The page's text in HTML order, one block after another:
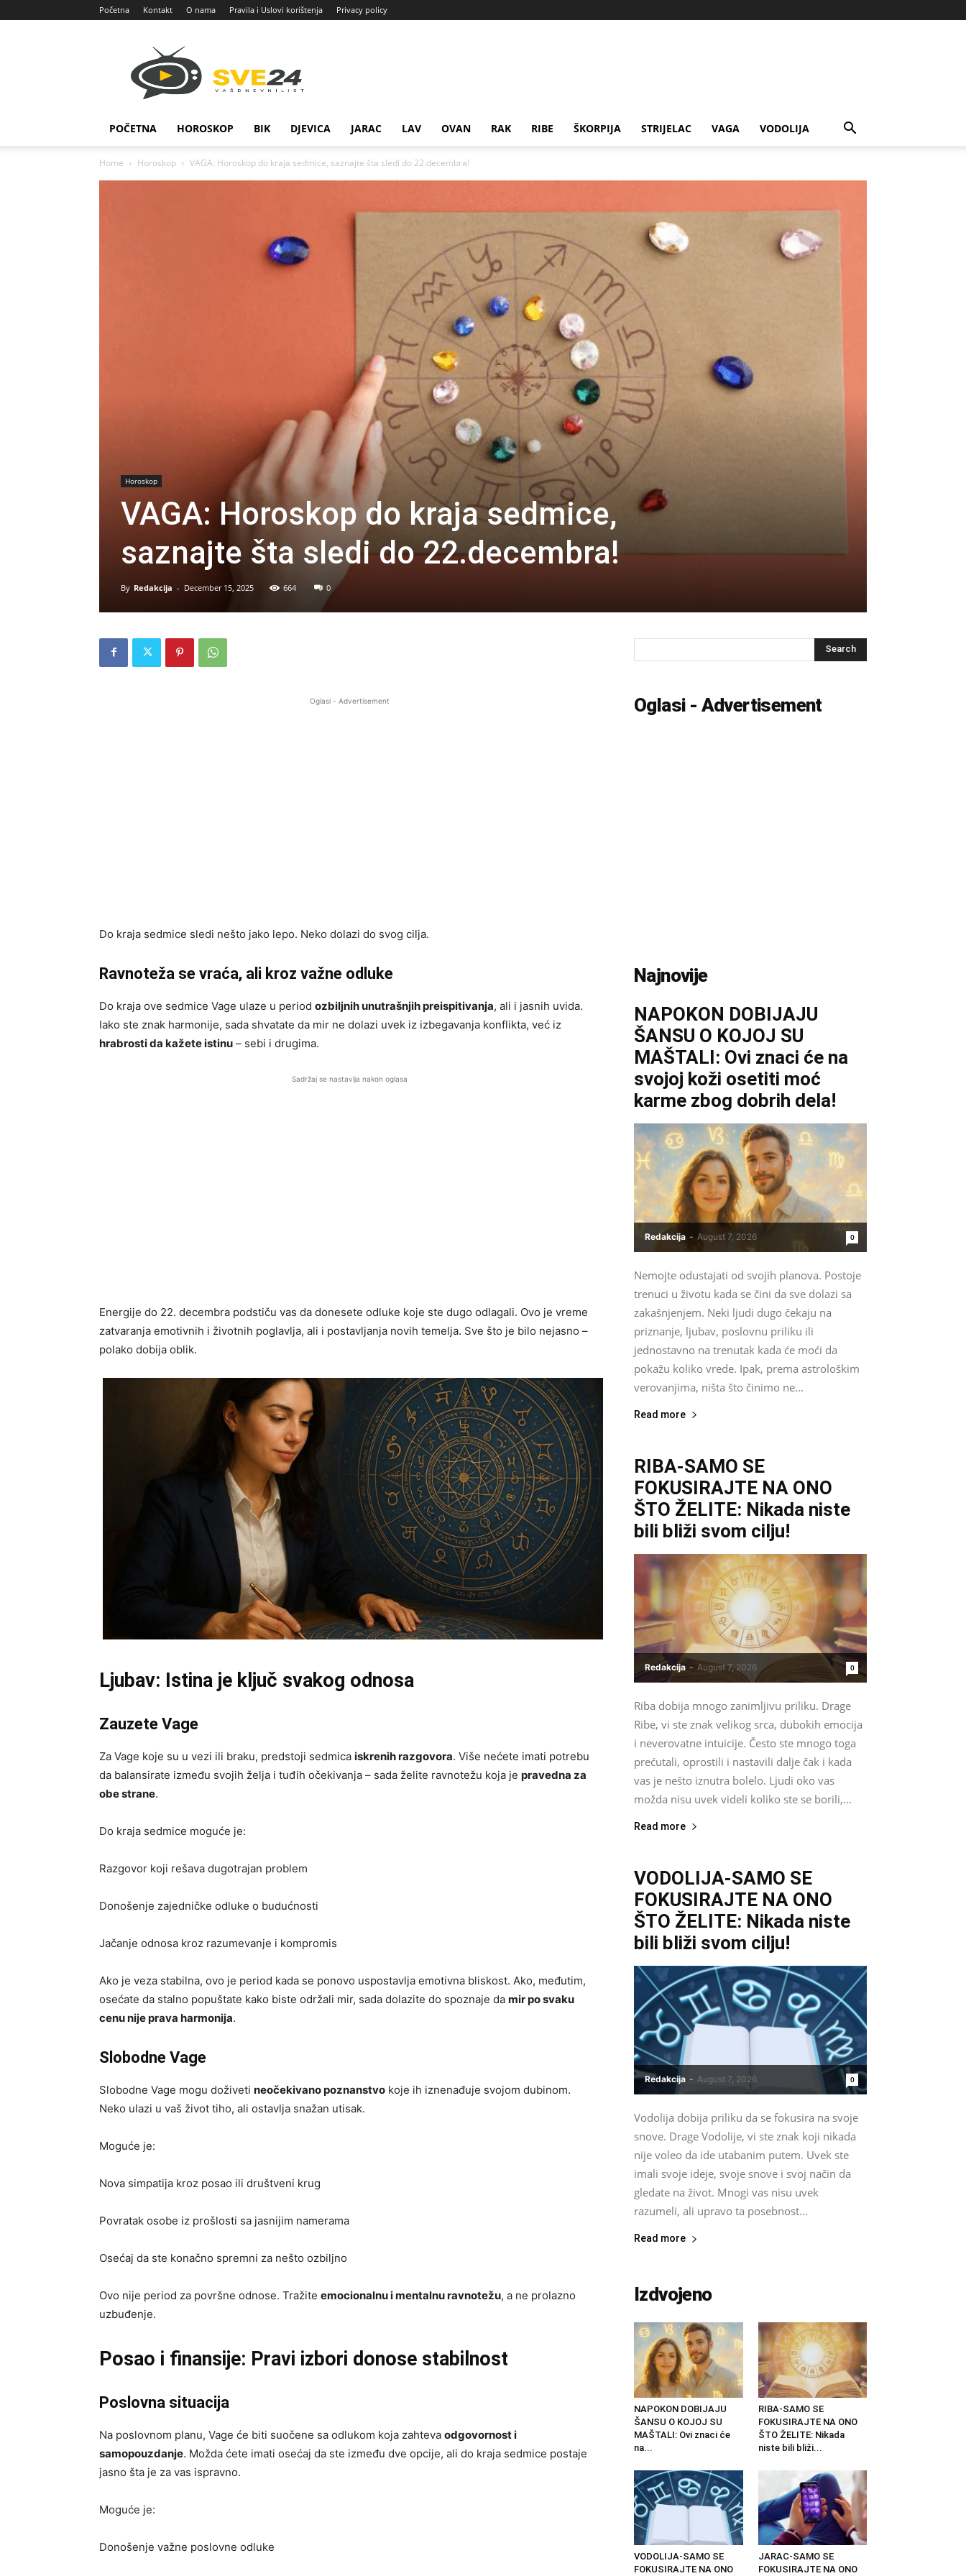
Početna Kontakt O nama Pravila i Uslovi korištenja Privacy policy
POČETNA HOROSKOP BIK DJEVICA JARAC LAV OVAN RAK RIBE ŠKORPIJA STRIJELAC VAGA VODOLIJA
Home Horoskop VAGA: Horoskop do kraja sedmice, saznajte šta sledi do 22.decembra!
Horoskop
VAGA: Horoskop do kraja sedmice,
saznajte šta sledi do 22.decembra!
By Redakcija - December 15, 2025 664 0
Oglasi - Advertisement
Do kraja sedmice sledi nešto jako lepo. Neko dolazi do svog cilja.
Ravnoteža se vraća, ali kroz važne odluke
Do kraja ove sedmice Vage ulaze u period ozbiljnih unutrašnjih preispitivanja, ali i jasnih uvida.
Iako ste znak harmonije, sada shvatate da mir ne dolazi uvek iz izbegavanja konflikta, već iz
hrabrosti da kažete istinu – sebi i drugima.
Sadržaj se nastavlja nakon oglasa
Energije do 22. decembra podstiču vas da donesete odluke koje ste dugo odlagali. Ovo je vreme
zatvaranja emotivnih i životnih poglavlja, ali i postavljanja novih temelja. Sve što je bilo nejasno –
polako dobija oblik.
Ljubav: Istina je ključ svakog odnosa
Zauzete Vage
Za Vage koje su u vezi ili braku, predstoji sedmica iskrenih razgovora. Više nećete imati potrebu
da balansirate između svojih želja i tuđih očekivanja – sada želite ravnotežu koja je pravedna za
obe strane.
Do kraja sedmice moguće je:
Razgovor koji rešava dugotrajan problem
Donošenje zajedničke odluke o budućnosti
Jačanje odnosa kroz razumevanje i kompromis
Ako je veza stabilna, ovo je period kada se ponovo uspostavlja emotivna bliskost. Ako, međutim,
osećate da stalno popuštate kako biste održali mir, sada dolazite do spoznaje da mir po svaku
cenu nije prava harmonija.
Slobodne Vage
Slobodne Vage mogu doživeti neočekivano poznanstvo koje ih iznenađuje svojom dubinom.
Neko ulazi u vaš život tiho, ali ostavlja snažan utisak.
Moguće je:
Nova simpatija kroz posao ili društveni krug
Povratak osobe iz prošlosti sa jasnijim namerama
Osećaj da ste konačno spremni za nešto ozbiljno
Ovo nije period za površne odnose. Tražite emocionalnu i mentalnu ravnotežu, a ne prolazno
uzbuđenje.
Posao i finansije: Pravi izbori donose stabilnost
Poslovna situacija
Na poslovnom planu, Vage će biti suočene sa odlukom koja zahteva odgovornost i
samopouzdanje. Možda ćete imati osećaj da ste između dve opcije, ali do kraja sedmice postaje
jasno šta je za vas ispravno.
Moguće je:
Donošenje važne poslovne odluke
Oglasi - Advertisement
Najnovije
NAPOKON DOBIJAJU
ŠANSU O KOJOJ SU
MAŠTALI: Ovi znaci će na
svojoj koži osetiti moć
karme zbog dobrih dela!
Redakcija - August 7, 2026 0
Nemojte odustajati od svojih planova. Postoje
trenuci u životu kada se čini da sve dolazi sa
zakašnjenjem. Neki ljudi dugo čekaju na
priznanje, ljubav, poslovnu priliku ili
jednostavno na trenutak kada će moći da
pokažu koliko vrede. Ipak, prema astrološkim
verovanjima, ništa što činimo ne...
Read more
RIBA-SAMO SE
FOKUSIRAJTE NA ONO
ŠTO ŽELITE: Nikada niste
bili bliži svom cilju!
Redakcija - August 7, 2026 0
Riba dobija mnogo zanimljivu priliku. Drage
Ribe, vi ste znak velikog srca, dubokih emocija
i neverovatne intuicije. Često ste mnogo toga
prećutali, oprostili i nastavili dalje čak i kada
vas je nešto iznutra bolelo. Ljudi oko vas
možda nisu uvek videli koliko ste se borili,...
Read more
VODOLIJA-SAMO SE
FOKUSIRAJTE NA ONO
ŠTO ŽELITE: Nikada niste
bili bliži svom cilju!
Redakcija - August 7, 2026 0
Vodolija dobija priliku da se fokusira na svoje
snove. Drage Vodolije, vi ste znak koji nikada
nije voleo da ide utabanim putem. Uvek ste
imali svoje ideje, svoje snove i svoj način da
gledate na život. Mnogi vas nisu uvek
razumeli, ali upravo ta posebnost...
Read more
Izdvojeno
NAPOKON DOBIJAJU
ŠANSU O KOJOJ SU
MAŠTALI: Ovi znaci će
na...
RIBA-SAMO SE
FOKUSIRAJTE NA ONO
ŠTO ŽELITE: Nikada
niste bili bliži...
VODOLIJA-SAMO SE
FOKUSIRAJTE NA ONO
JARAC-SAMO SE
FOKUSIRAJTE NA ONO